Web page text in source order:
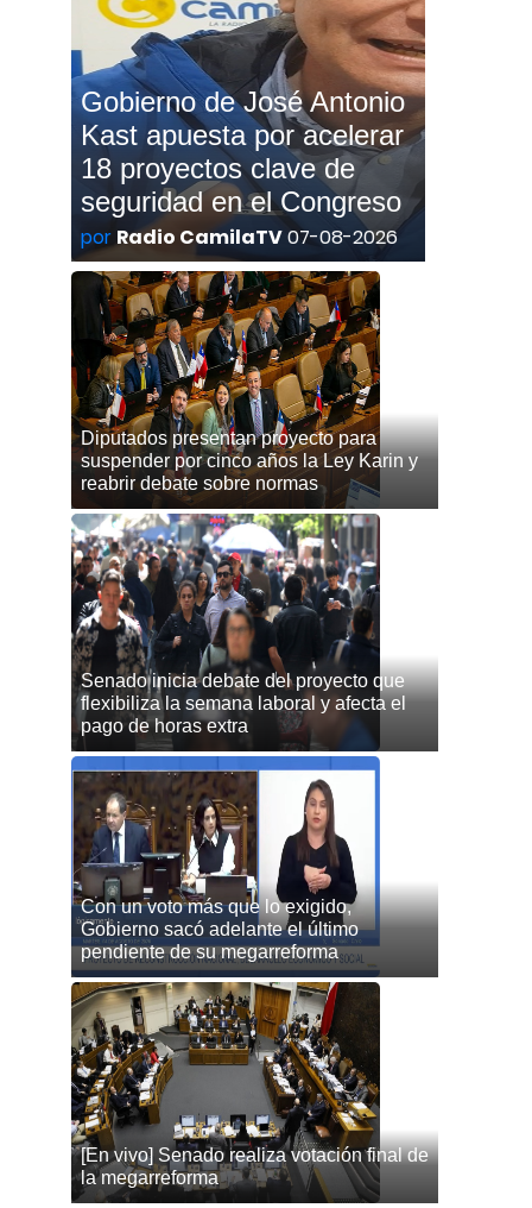
Gobierno de José Antonio
Kast apuesta por acelerar
18 proyectos clave de
seguridad en el Congreso
por Radio CamilaTV07-08-2026
Diputados presentan proyecto para
suspender por cinco años la Ley Karin y
reabrir debate sobre normas
Senado inicia debate del proyecto que
flexibiliza la semana laboral y afecta el
pago de horas extra
Con un voto más que lo exigido,
Gobierno sacó adelante el último
pendiente de su megarreforma
[En vivo] Senado realiza votación final de
la megarreforma